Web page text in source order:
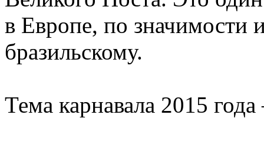
в Европе, по значимости
бразильскому.
Тема карнавала 2015